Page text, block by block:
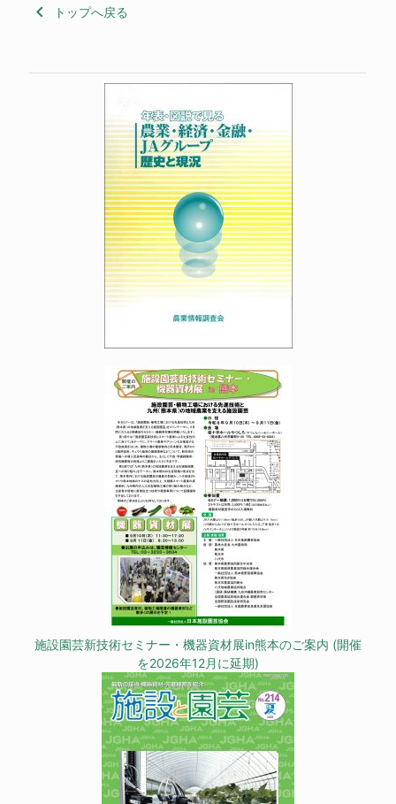
keyboard_arrow_left トップへ戻る
施設園芸新技術セミナー・機器資材展in熊本のご案内 (開催
を2026年12月に延期)